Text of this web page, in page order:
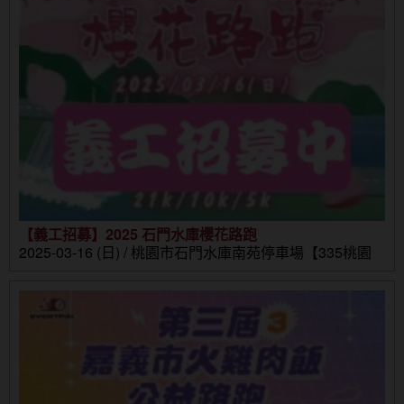
【義工招募】2025 石門水庫櫻花路跑
2025-03-16 (日) / 桃園市石門水庫南苑停車場【335桃園